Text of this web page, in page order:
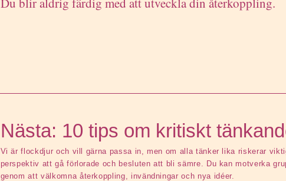
Nästa: 10 tips om kritiskt
Vi är flockdjur och vill gärna passa in, men om alla tänker lika riskerar
perspektiv att gå förlorade och besluten att bli sämre. Du kan motverka
genom att välkomna återkoppling, invändningar och nya idéer.